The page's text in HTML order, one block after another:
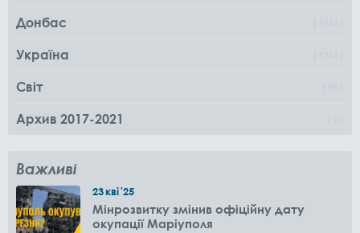
Донбас
Україна
Світ
Архив 2017-2021
Важливі
23кві'25
Мінрозвитку змінив офіційну дату
окупації Маріуполя